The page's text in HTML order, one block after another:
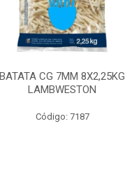
BATATA CG 7MM 8X2,25KG
LAMBWESTON
Código: 7187